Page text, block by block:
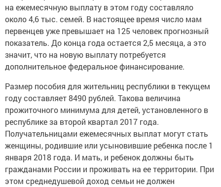
на ежемесячную выплату в этом году составляло
около 4,6 тыс. семей. В настоящее время число мам
первенцев уже превышает на 125 человек прогнозный
показатель. До конца года остается 2,5 месяца, а это
значит, что на новую выплату потребуется
дополнительное федеральное финансирование.
Размер пособия для жительниц республики в текущем
году составляет 8490 рублей. Такова величина
прожиточного минимума для детей, установленного в
республике за второй квартал 2017 года.
Получательницами ежемесячных выплат могут стать
женщины, родившие или усыновившие ребенка после 1
января 2018 года. И мать, и ребенок должны быть
гражданами России и проживать на ее территории. При
этом среднедушевой доход семьи не должен